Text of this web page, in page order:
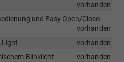
vorhanden
und Easy Open/Close-
vorhanden
vorhanden
Blinklicht
vorhanden